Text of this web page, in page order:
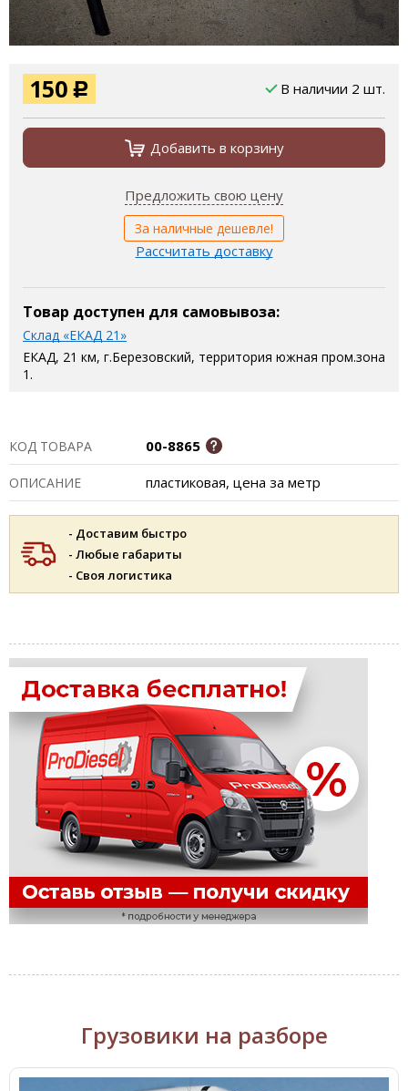
150 Р В наличии 2 шт.
Добавить в корзину
Предложить свою цену
За наличные дешевле!
Рассчитать доставку
Товар доступен для самовывоза:
Склад «ЕКАД 21»
ЕКАД, 21 км, г.Березовский, территория южная пром.зона
1.
КОД ТОВАРА 00-8865
ОПИСАНИЕ пластиковая, цена за метр
- Доставим быстро
- Любые габариты
- Своя логистика
Грузовики на разборе